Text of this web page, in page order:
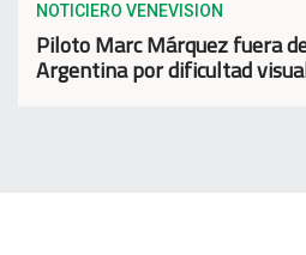
NOTICIERO VENEVISION
Piloto Marc Márquez fuera
Argentina por dificultad